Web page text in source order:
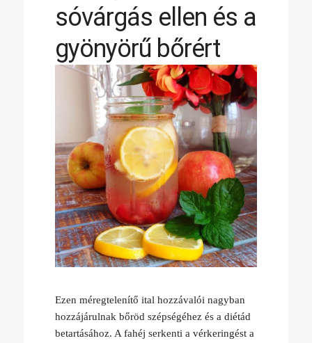
sóvárgás ellen és a
gyönyörű bőrért
Ezen méregtelenítő ital hozzávalói nagyban
hozzájárulnak bőröd szépségéhez és a diétád
betartásához. A fahéj serkenti a vérkeringést a